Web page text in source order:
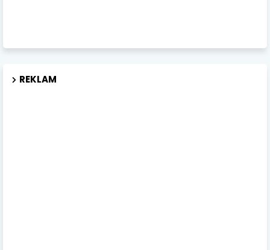
REKLAM